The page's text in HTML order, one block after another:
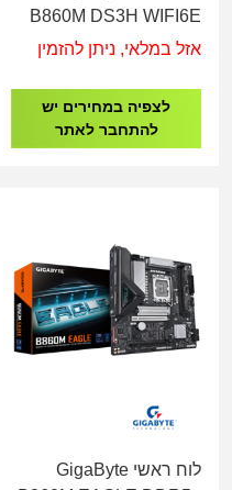
B860M DS3H WIFI6E
DDR5 - Socket 1851
אזל במלאי, ניתן להזמין
לצפיה במחירים יש
להתחבר לאתר
לוח ראשי GigaByte